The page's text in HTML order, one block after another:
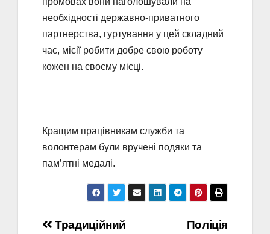
необхідності державно-приватного
партнерства, гуртування у цей складний
час, місії робити добре свою роботу
кожен на своєму місці.
Кращим працівникам служби та
волонтерам були вручені подяки та
пам’ятні медалі.
Навігація
Поліція
Традиційний